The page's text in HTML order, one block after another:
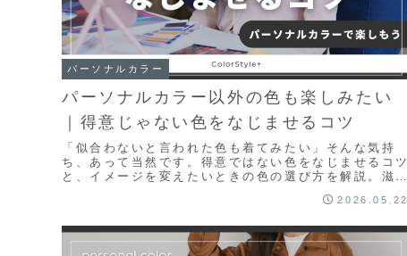
パーソナルカラー
パーソナルカラー以外の色も楽しみたい
｜得意じゃない色をなじませるコツ
「似合わないと言われた色も着てみたい」そんな気持
ち、あって当然です。得意ではない色をなじませるコツ
と、イメージを変えたいときの色の選び方を解説。滋賀
2026.05.22